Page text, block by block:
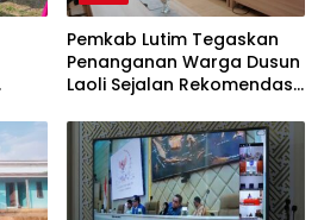
Pemkab Lutim Tegaskan
Penanganan Warga Dusun
Laoli Sejalan Rekomendasi